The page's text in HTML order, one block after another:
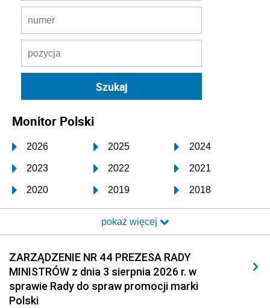
Monitor Polski
2026 2025 2024
2023 2022 2021
2020 2019 2018
2017 2016 2015
2014 2013 2012
2011 2010 2009
2008 2007 2006
2005
pokaż więcej
ZARZĄDZENIE NR 44 PREZESA RADY
MINISTRÓW z dnia 3 sierpnia 2026 r. w
sprawie Rady do spraw promocji marki
Polski